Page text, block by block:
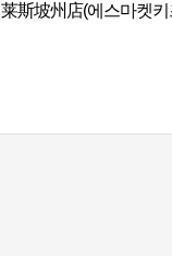
莱斯坡州店(에스마켓